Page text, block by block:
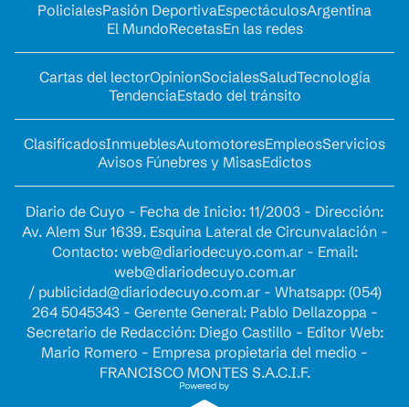
PolicialesPasión DeportivaEspectáculosArgentina
El MundoRecetasEn las redes
Cartas del lectorOpinionSocialesSaludTecnología
TendenciaEstado del tránsito
ClasificadosInmueblesAutomotoresEmpleosServicios
Avisos Fúnebres y MisasEdictos
Diario de Cuyo - Fecha de Inicio: 11/2003 - Dirección:
Av. Alem Sur 1639. Esquina Lateral de Circunvalación -
Contacto: web@diariodecuyo.com.ar- Email:
web@diariodecuyo.com.ar
/ publicidad@diariodecuyo.com.ar- Whatsapp: (054)
264 5045343 - Gerente General: Pablo Dellazoppa -
Secretario de Redacción: Diego Castillo - Editor Web:
Mario Romero - Empresa propietaria del medio -
FRANCISCO MONTES S.A.C.I.F.